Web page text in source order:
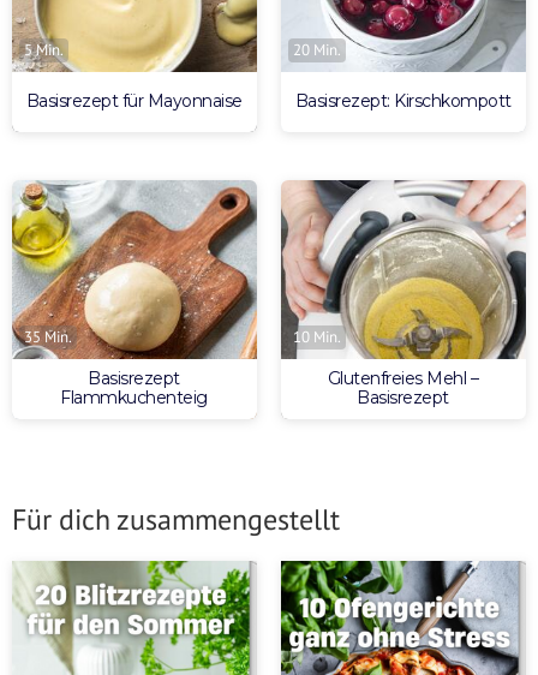
5 Min.
Basisrezept für Mayonnaise
20 Min.
Basisrezept: Kirschkompott
35 Min.
Basisrezept
Flammkuchenteig
10 Min.
Glutenfreies Mehl –
Basisrezept
Für dich zusammengestellt